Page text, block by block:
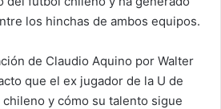
los hinchas de ambos equipos.
de Claudio Aquino por Walter
que el ex jugador de la U de
y cómo su talento sigue